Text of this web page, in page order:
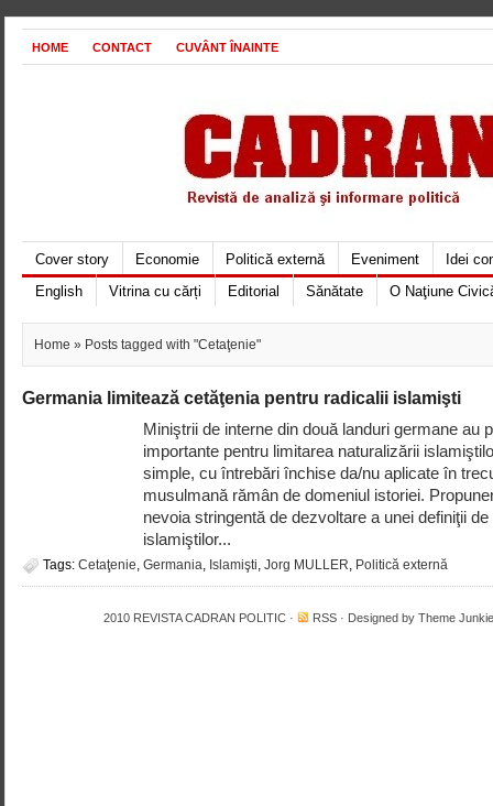
HOME CONTACT CUVÂNT ÎNAINTE
Cover story Economie Politică externă Eveniment
Idei
English
Vitrina cu cărți Editorial Sănătate O Naţiune
Home » Posts tagged with "Cetaţenie"
Germania limitează cetăţenia pentru radicalii islamişti
Miniştrii de interne din două landuri germane au
importante pentru limitarea naturalizării
simple, cu întrebări închise da/nu aplicate în
musulmană rămân de domeniul istoriei.
nevoia stringentă de dezvoltare a unei definiţii
islamiştilor...
Tags: Cetaţenie, Germania, Islamişti, Jorg MULLER, Politică externă
2010 REVISTA CADRAN POLITIC · RSS · Designed by Theme Junkie